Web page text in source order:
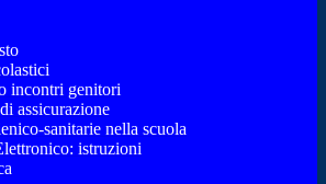
incontri genitori
assicurazione
sanitarie nella scuola
istruzioni